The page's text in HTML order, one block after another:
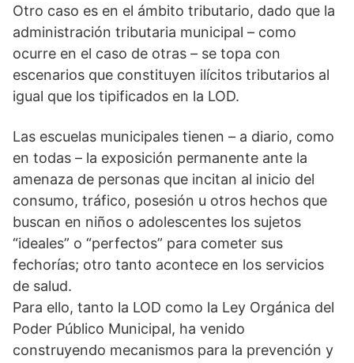
Otro caso es en el ámbito tributario, dado que la
administración tributaria municipal – como
ocurre en el caso de otras – se topa con
escenarios que constituyen ilícitos tributarios al
igual que los tipificados en la LOD.
Las escuelas municipales tienen – a diario, como
en todas – la exposición permanente ante la
amenaza de personas que incitan al inicio del
consumo, tráfico, posesión u otros hechos que
buscan en niños o adolescentes los sujetos
“ideales” o “perfectos” para cometer sus
fechorías; otro tanto acontece en los servicios
de salud.
Para ello, tanto la LOD como la Ley Orgánica del
Poder Público Municipal, ha venido
construyendo mecanismos para la prevención y